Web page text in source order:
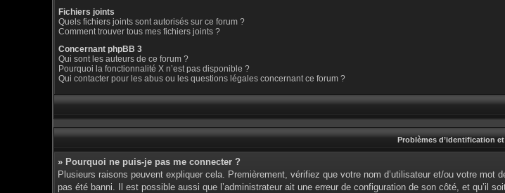
Fichiers joints
Quels fichiers joints sont autorisés sur ce forum ?
Comment trouver tous mes fichiers joints ?
Concernant phpBB 3
Qui sont les auteurs de ce forum ?
Pourquoi la fonctionnalité X n’est pas disponible ?
Qui contacter pour les abus ou les questions légales concernant ce forum ?
Problèmes d’identification
» Pourquoi ne puis-je pas me connecter ?
Plusieurs raisons peuvent expliquer cela. Premièrement, vérifiez que votre nom d’utilisateur et/ou votre mot
pas été banni. Il est possible aussi que l’administrateur ait une erreur de configuration de son côté, et qu’il